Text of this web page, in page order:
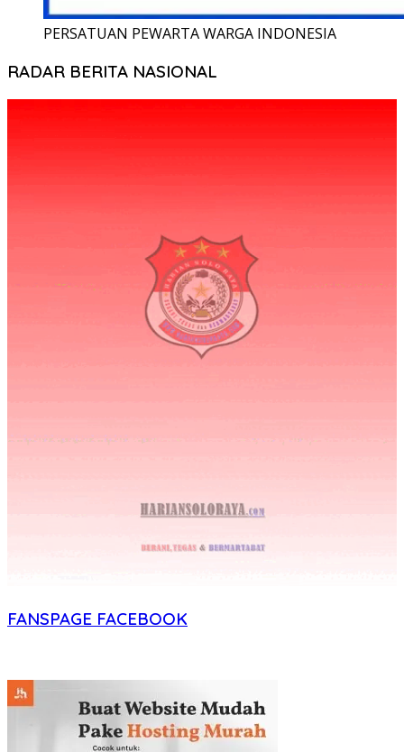
PERSATUAN PEWARTA WARGA INDONESIA
RADAR BERITA NASIONAL
FANSPAGE FACEBOOK